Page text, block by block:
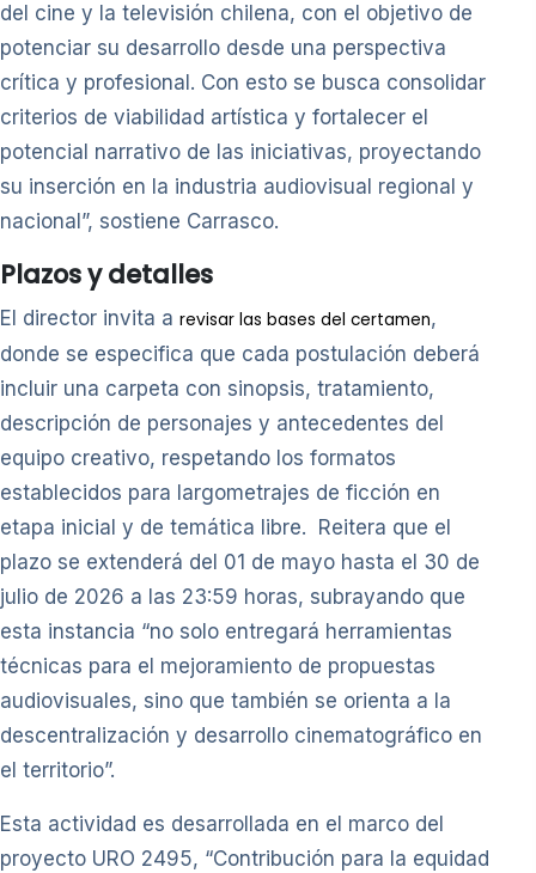
del cine y la televisión chilena, con el objetivo de
potenciar su desarrollo desde una perspectiva
crítica y profesional. Con esto se busca consolidar
criterios de viabilidad artística y fortalecer el
potencial narrativo de las iniciativas, proyectando
su inserción en la industria audiovisual regional y
nacional”, sostiene Carrasco.
Plazos y detalles
El director invita a revisar las bases del certamen,
donde se especifica que cada postulación deberá
incluir una carpeta con sinopsis, tratamiento,
descripción de personajes y antecedentes del
equipo creativo, respetando los formatos
establecidos para largometrajes de ficción en
etapa inicial y de temática libre. Reitera que el
plazo se extenderá del 01 de mayo hasta el 30 de
julio de 2026 a las 23:59 horas, subrayando que
esta instancia “no solo entregará herramientas
técnicas para el mejoramiento de propuestas
audiovisuales, sino que también se orienta a la
descentralización y desarrollo cinematográfico en
el territorio”.
Esta actividad es desarrollada en el marco del
proyecto URO 2495, “Contribución para la equidad